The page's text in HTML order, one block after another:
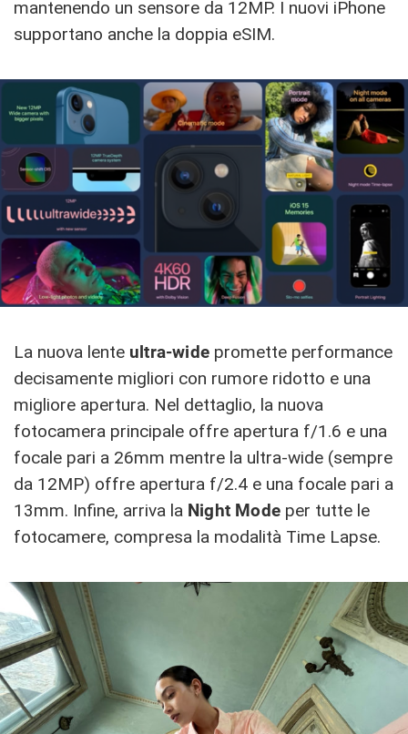
mantenendo un sensore da 12MP. I nuovi iPhone
supportano anche la doppia eSIM.
La nuova lente ultra-wide promette performance
decisamente migliori con rumore ridotto e una
migliore apertura. Nel dettaglio, la nuova
fotocamera principale offre apertura f/1.6 e una
focale pari a 26mm mentre la ultra-wide (sempre
da 12MP) offre apertura f/2.4 e una focale pari a
13mm. Infine, arriva la Night Mode per tutte le
fotocamere, compresa la modalità Time Lapse.